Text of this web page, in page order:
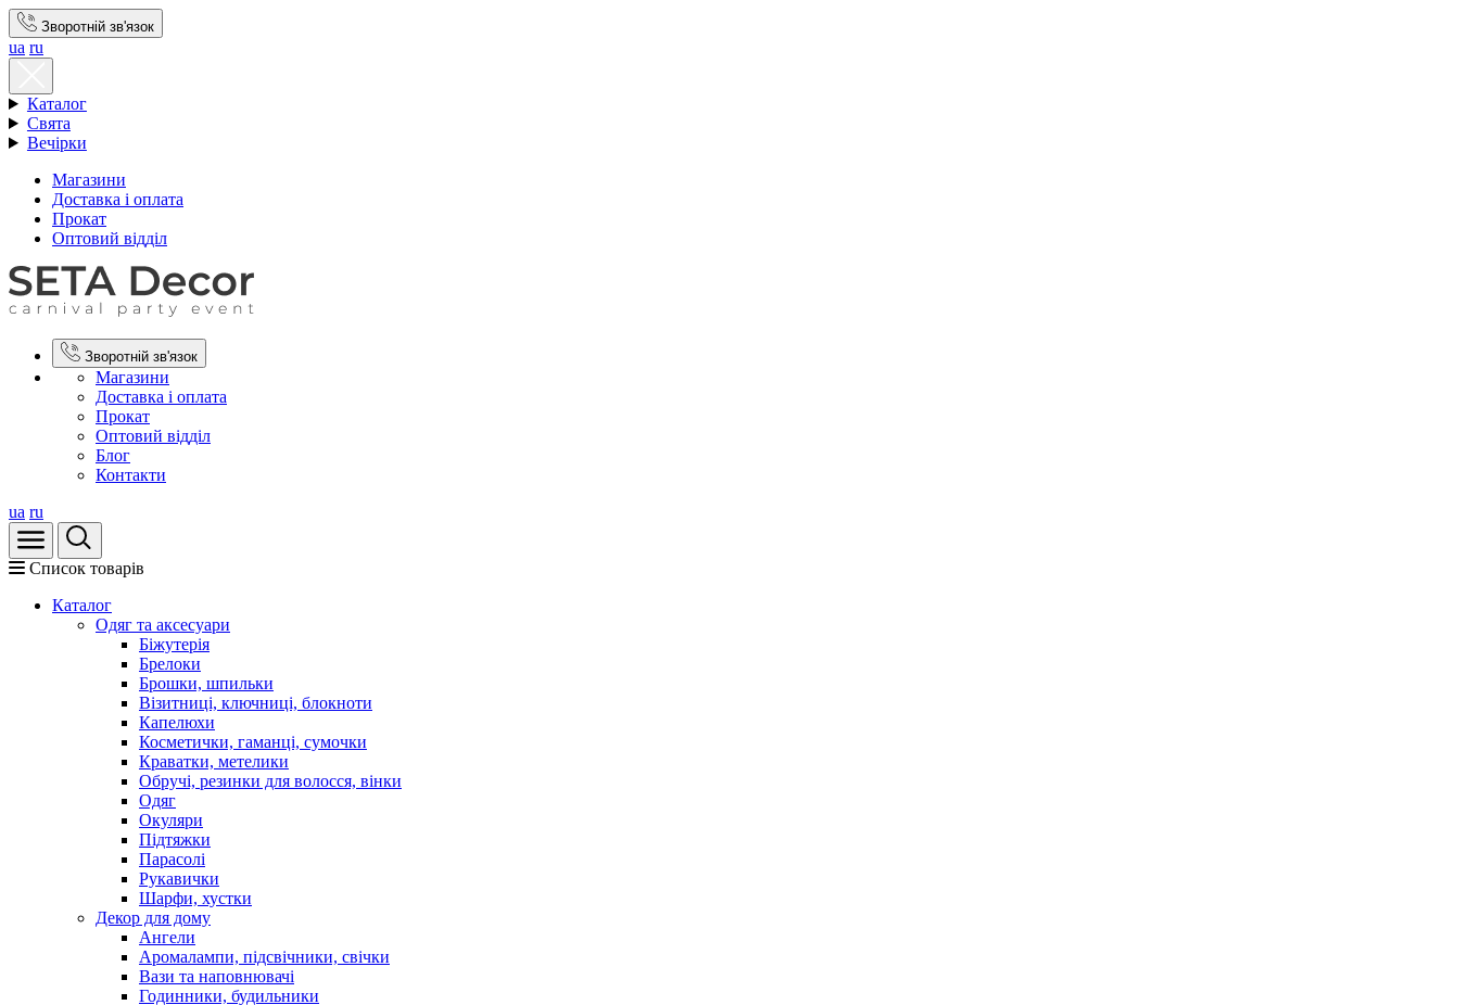
Зворотній зв'язок
ua ru
Каталог
Свята
Вечірки
Магазини
Доставка і оплата
Прокат
Оптовий відділ
Зворотній зв'язок
Магазини
Доставка і оплата
Прокат
Оптовий відділ
Блог
Контакти
ua ru
Список товарів
Каталог
Oдяг та аксесуари
Біжутерія
Брелоки
Брошки, шпильки
Візитниці, ключниці, блокноти
Капелюхи
Косметички, гаманці, сумочки
Краватки, метелики
Обручі, резинки для волосся, вінки
Одяг
Окуляри
Підтяжки
Парасолі
Рукавички
Шарфи, хустки
Декор для дому
Ангели
Аромалампи, підсвічники, свічки
Вази та наповнювачі
Годинники, будильники